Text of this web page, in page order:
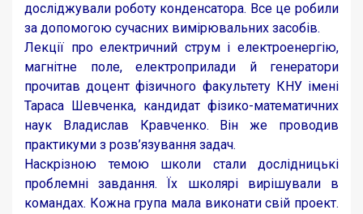
досліджували роботу конденсатора. Все це робили
за допомогою сучасних вимірювальних засобів.
Лекції про електричний струм і електроенергію,
магнітне поле, електроприлади й генератори
прочитав доцент фізичного факультету КНУ імені
Тараса Шевченка, кандидат фізико-математичних
наук Владислав Кравченко. Він же проводив
практикуми з розв’язування задач.
Наскрізною темою школи стали дослідницькі
проблемні завдання. Їх школярі вирішували в
командах. Кожна група мала виконати свій проект.